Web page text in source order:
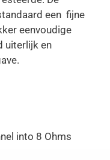
een fijne
eenvoudige
uiterlijk en
into 8 Ohms